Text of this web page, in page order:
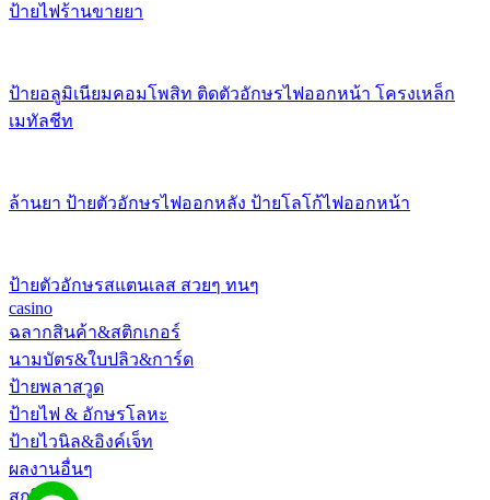
ป้ายไฟร้านขายยา
ป้ายอลูมิเนียมคอมโพสิท ติดตัวอักษรไฟออกหน้า โครงเหล็ก
เมทัลชีท
ล้านยา ป้ายตัวอักษรไฟออกหลัง ป้ายโลโก้ไฟออกหน้า
ป้ายตัวอักษรสแตนเลส สวยๆ ทนๆ
casino
ฉลากสินค้า&สติกเกอร์
นามบัตร&ใบปลิว&การ์ด
ป้ายพลาสวูด
ป้ายไฟ & อักษรโลหะ
ป้ายไวนิล&อิงค์เจ็ท
ผลงานอื่นๆ
สกรีน